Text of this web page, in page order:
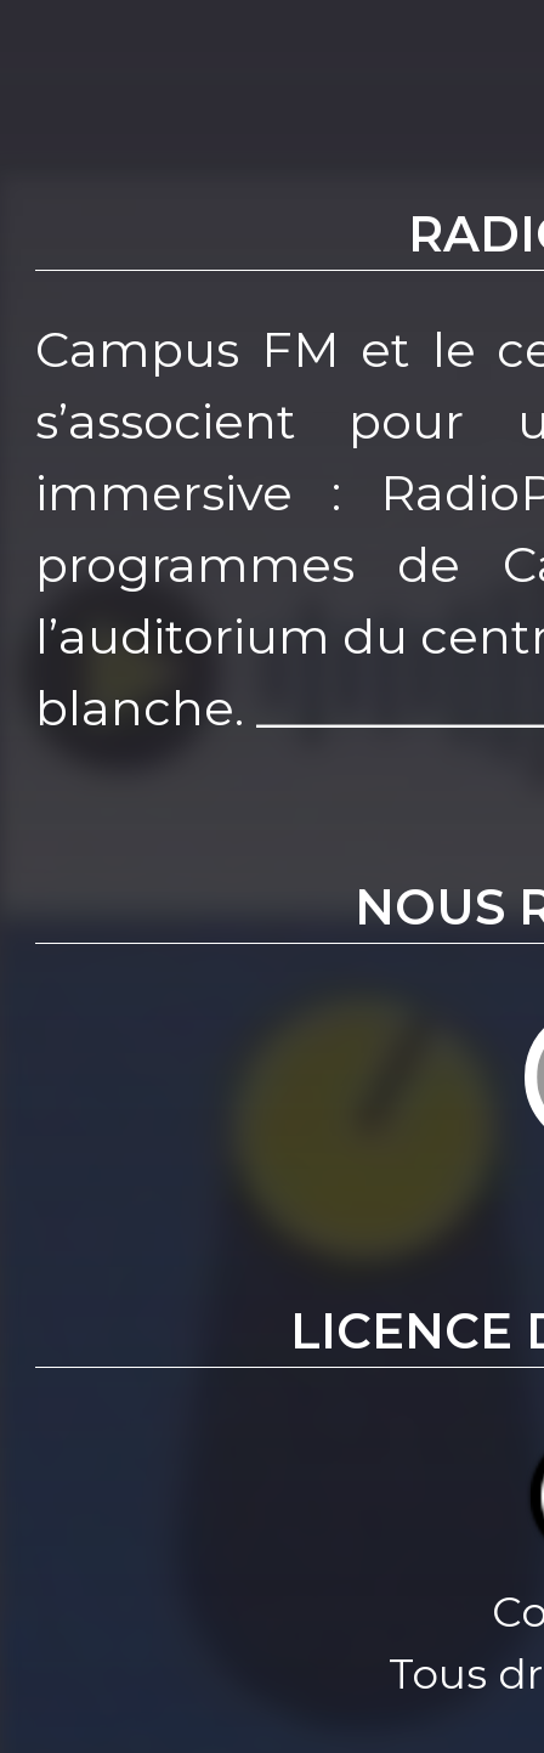
Campus FM et le
s’associent pour
immersive :
programmes de
l’auditorium du
blanche.
NOUS
LICENCE
Tous